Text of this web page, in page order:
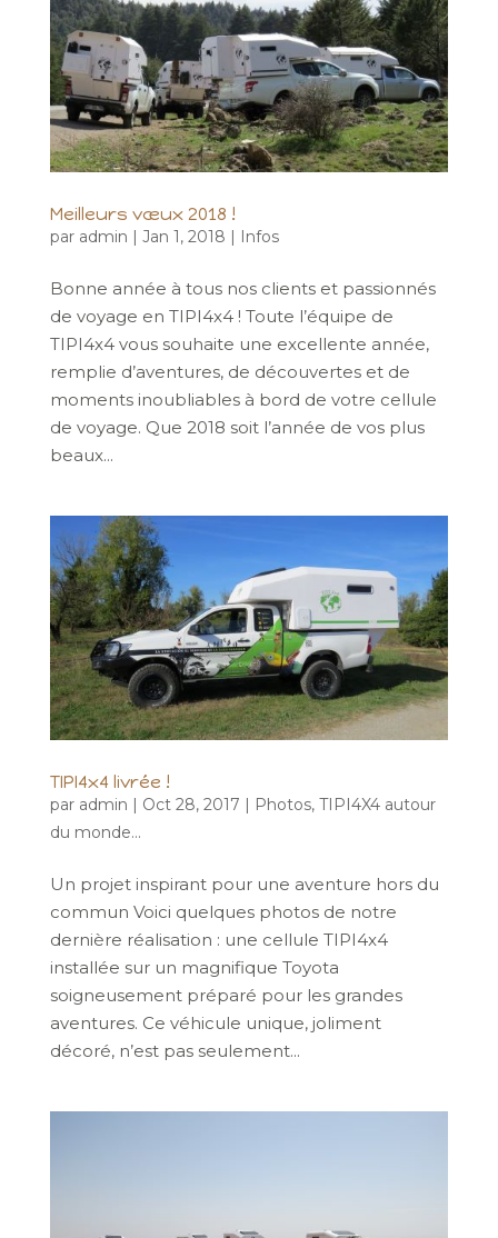
Meilleurs vœux 2018 !
par admin | Jan 1, 2018 | Infos
Bonne année à tous nos clients et passionnés
de voyage en TIPI4x4 ! Toute l’équipe de
TIPI4x4 vous souhaite une excellente année,
remplie d’aventures, de découvertes et de
moments inoubliables à bord de votre cellule
de voyage. Que 2018 soit l’année de vos plus
beaux...
TIPI4x4 livrée !
par admin | Oct 28, 2017 | Photos, TIPI4X4 autour
du monde...
Un projet inspirant pour une aventure hors du
commun Voici quelques photos de notre
dernière réalisation : une cellule TIPI4x4
installée sur un magnifique Toyota
soigneusement préparé pour les grandes
aventures. Ce véhicule unique, joliment
décoré, n’est pas seulement...